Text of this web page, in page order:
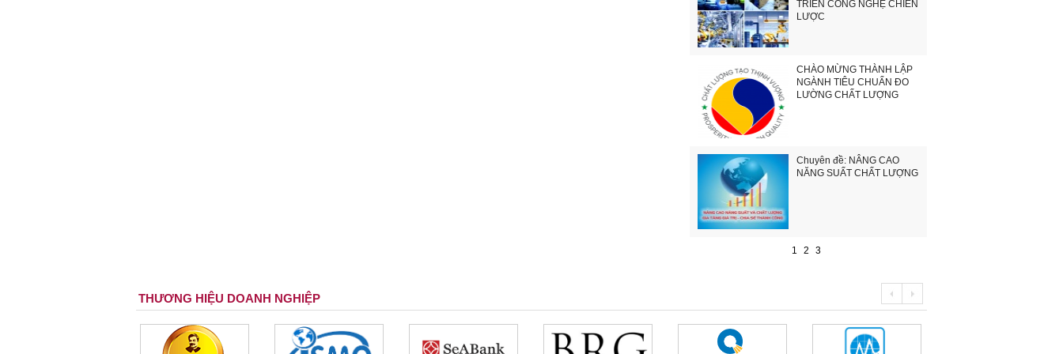
TRIỂN CÔNG NGHỆ CHIẾN
LƯỢC
CHÀO MỪNG THÀNH LẬP
NGÀNH TIÊU CHUẨN ĐO
LƯỜNG CHẤT LƯỢNG
Chuyên đề: NÂNG CAO
NĂNG SUẤT CHẤT LƯỢNG
1 2 3
THƯƠNG HIỆU DOANH NGHIỆP